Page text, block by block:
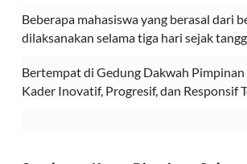
Beberapa mahasiswa yang berasal dari
dilaksanakan selama tiga hari sejak
Bertempat di Gedung Dakwah
Kader Inovatif, Progresif, dan Responsif